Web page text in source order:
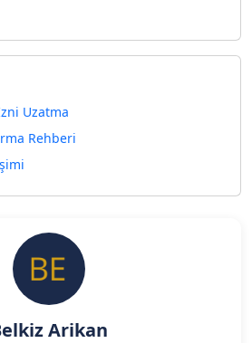
Uzatma
Rehberi
Arikan